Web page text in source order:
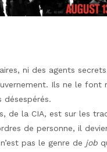
ni des agents
Ils ne le font
désespérés.
de la CIA, est sur les
de personne, il
pas le genre de job